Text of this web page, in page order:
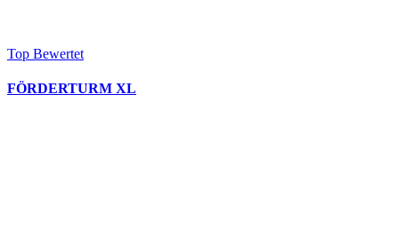
Top Bewertet
FÖRDERTURM XL